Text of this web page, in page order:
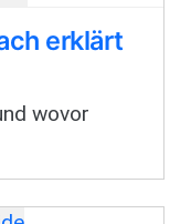
erklärt
wovor